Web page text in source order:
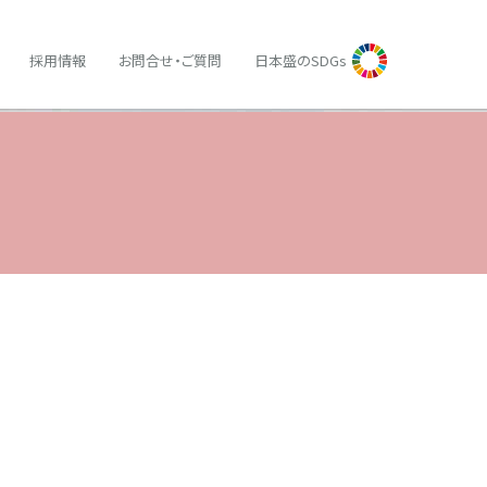
採用情報 お問合せ・ご質問 日本盛のSDGs